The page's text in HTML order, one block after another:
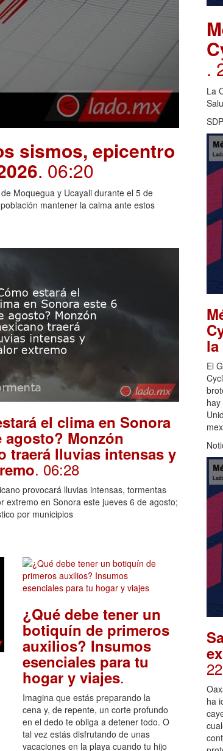
sismos, epicentro
. 06:20
Moquegua y Ucayali durante el 5 de
mantener la calma ante estos
el clima en Sonora
agosto? Monzón
traerá lluvias intensas y
. 06:28
provocará lluvias intensas, tormentas
extremo en Sonora este jueves 6 de agosto;
por municipios
¿Qué debe tener un
botiquín de primeros
auxilios? Insumos
esenciales para tu
hogar y viajes.
Imagina que estás preparando la
cena y, de repente, un corte profundo
en el dedo te obliga a detener todo. O
tal vez estás disfrutando de unas
vacaciones en la playa cuando tu hijo
.
La
El
ha